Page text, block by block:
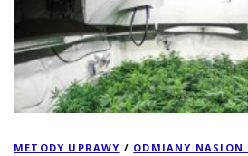
METODY UPRAWY / ODMIANY NASION